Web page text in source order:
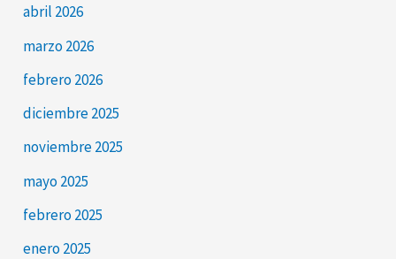
abril 2026
marzo 2026
febrero 2026
diciembre 2025
noviembre 2025
mayo 2025
febrero 2025
enero 2025